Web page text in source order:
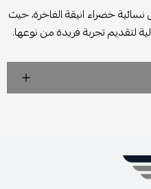
خضراء انيقة الفاخرة، حيث
لتقديم تجربة فريدة من نوعها.